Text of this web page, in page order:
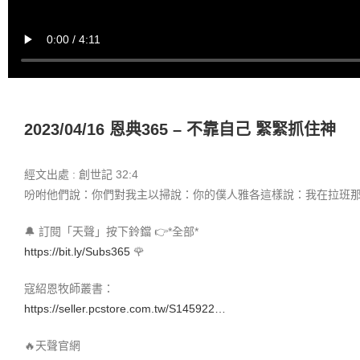
2023/04/16 恩典365 – 不靠自己 緊緊抓住神
經文出處 : 創世記 32:4
吩咐他們說：你們對我主以掃說：你的僕人雅各這樣說：我在拉班
🔔 訂閱「天聲」按下鈴鐺 👉*全部*
https://bit.ly/Subs365 🌹
寇紹恩牧師叢書：
https://seller.pcstore.com.tw/S145922…
🔥天聲官網